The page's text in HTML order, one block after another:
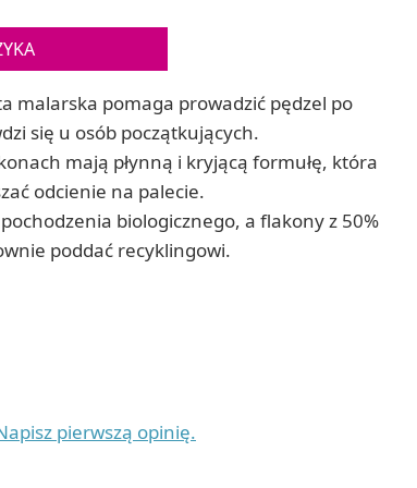
do cyjanotypii
i narzędzia do cyjanotypii
artystyczne – eksperymentalne
doświadczalne i naukowe
piaskiem (Sablimage)
mozaikowe i wyklejanki
malarska pomaga prowadzić pędzel po
się u osób początkujących.
mają płynną i kryjącą formułę, która
odcienie na palecie.
biologicznego, a flakony z 50%
poddać recyklingowi.
pierwszą opinię.